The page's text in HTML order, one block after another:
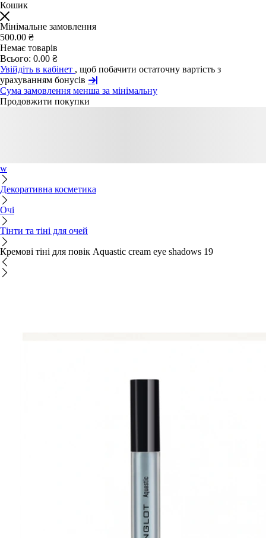
Кошик
Мінімальне замовлення
500.00 ₴
Немає товарів
Всього: 0.00 ₴
Увійдіть в кабінет , щоб побачити остаточну вартість з
урахуванням бонусів
Сума замовлення менша за мінімальну
Продовжити покупки
w
Декоративна косметика
Очі
Тінти та тіні для очей
Кремові тіні для повік Aquastic cream eye shadows 19